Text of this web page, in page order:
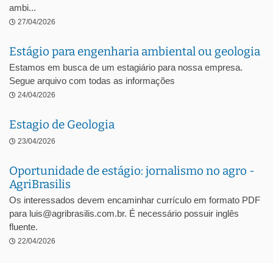
ambi...
27/04/2026
Estágio para engenharia ambiental ou geologia
Estamos em busca de um estagiário para nossa empresa.
Segue arquivo com todas as informações
24/04/2026
Estagio de Geologia
23/04/2026
Oportunidade de estágio: jornalismo no agro -
AgriBrasilis
Os interessados devem encaminhar currículo em formato PDF
para luis@agribrasilis.com.br. É necessário possuir inglês
fluente.
22/04/2026